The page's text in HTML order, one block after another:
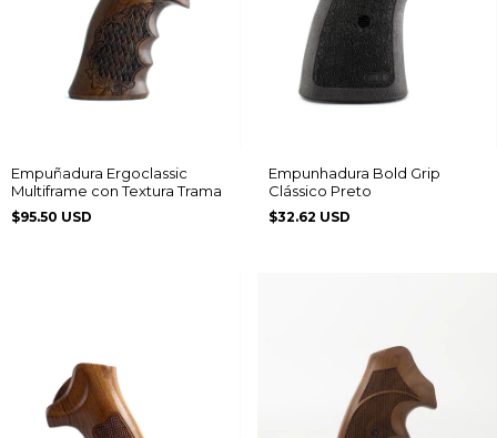
Empuñadura Ergoclassic
Multiframe con Textura Trama
$95.50 USD
Empunhadura Bold Grip
Clássico Preto
$32.62 USD